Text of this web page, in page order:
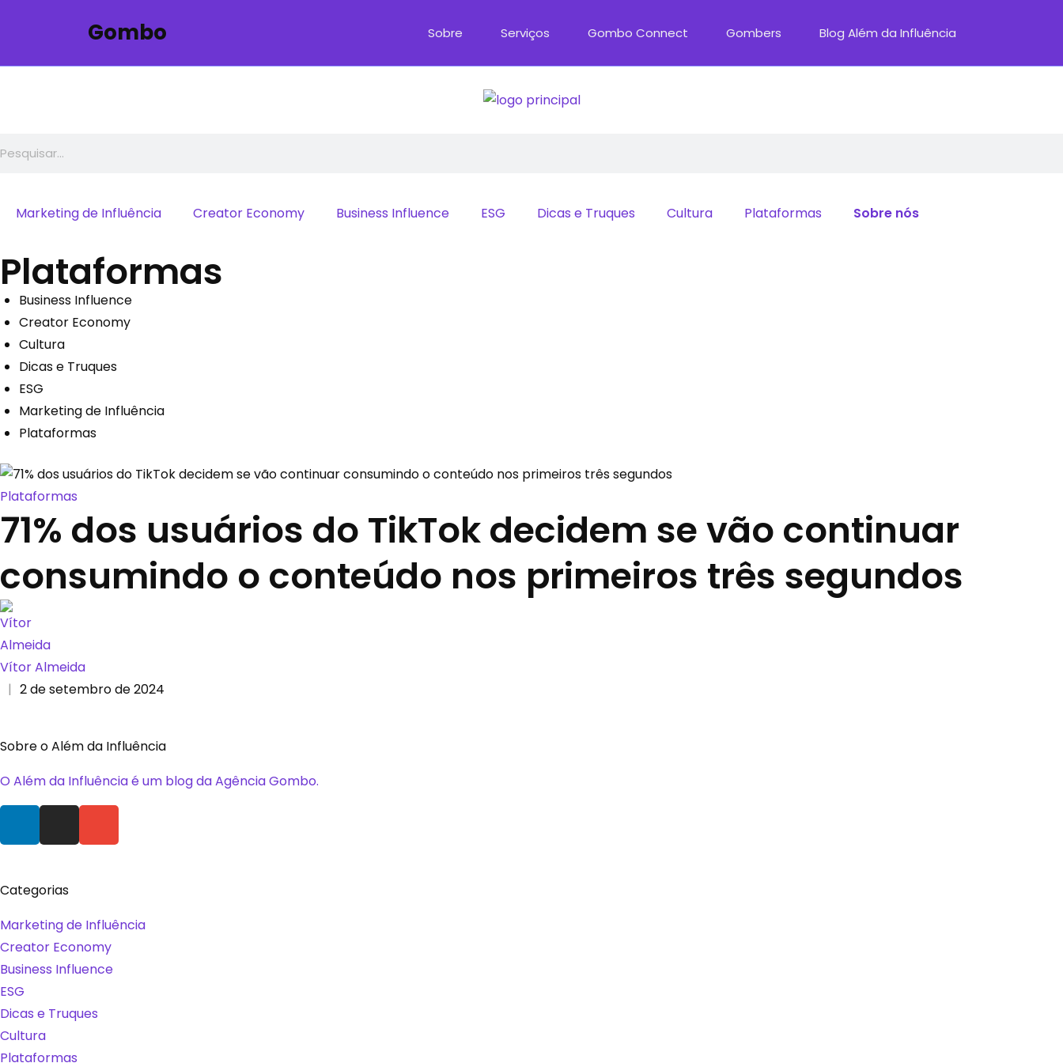
Gombo Sobre Serviços Gombo Connect Gombers Blog Além da Influência
Marketing de Influência Creator Economy Business Influence ESG Dicas e Truques Cultura Plataformas Sobre nós
Plataformas
Business Influence
Creator Economy
Cultura
Dicas e Truques
ESG
Marketing de Influência
Plataformas
Plataformas
71% dos usuários do TikTok decidem se vão continuar
consumindo o conteúdo nos primeiros três segundos
Vítor Almeida
| 2 de setembro de 2024
Sobre o Além da Influência
O Além da Influência é um blog da Agência Gombo.
Categorias
Marketing de Influência
Creator Economy
Business Influence
ESG
Dicas e Truques
Cultura
Plataformas